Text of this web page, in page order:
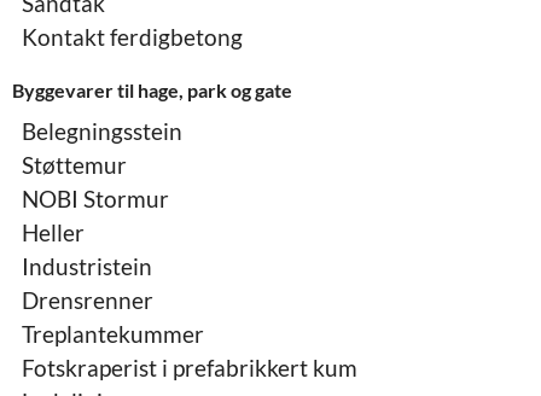
Kontakt ferdigbetong
Byggevarer til hage, park og gate
Belegningsstein
Støttemur
NOBI Stormur
Heller
Industristein
Drensrenner
Treplantekummer
Fotskraperist i prefabrikkert kum